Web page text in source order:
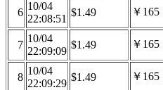
6
10/04
22:08:51
$1.49 ￥165
7
10/04
22:09:09
$1.49 ￥165
8
10/04
22:09:29
$1.49 ￥165